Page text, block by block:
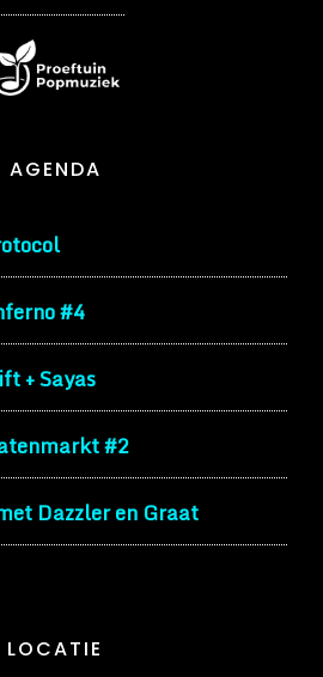
AGENDA
#4
+ Sayas
#2
Dazzler en Graat
LOCATIE